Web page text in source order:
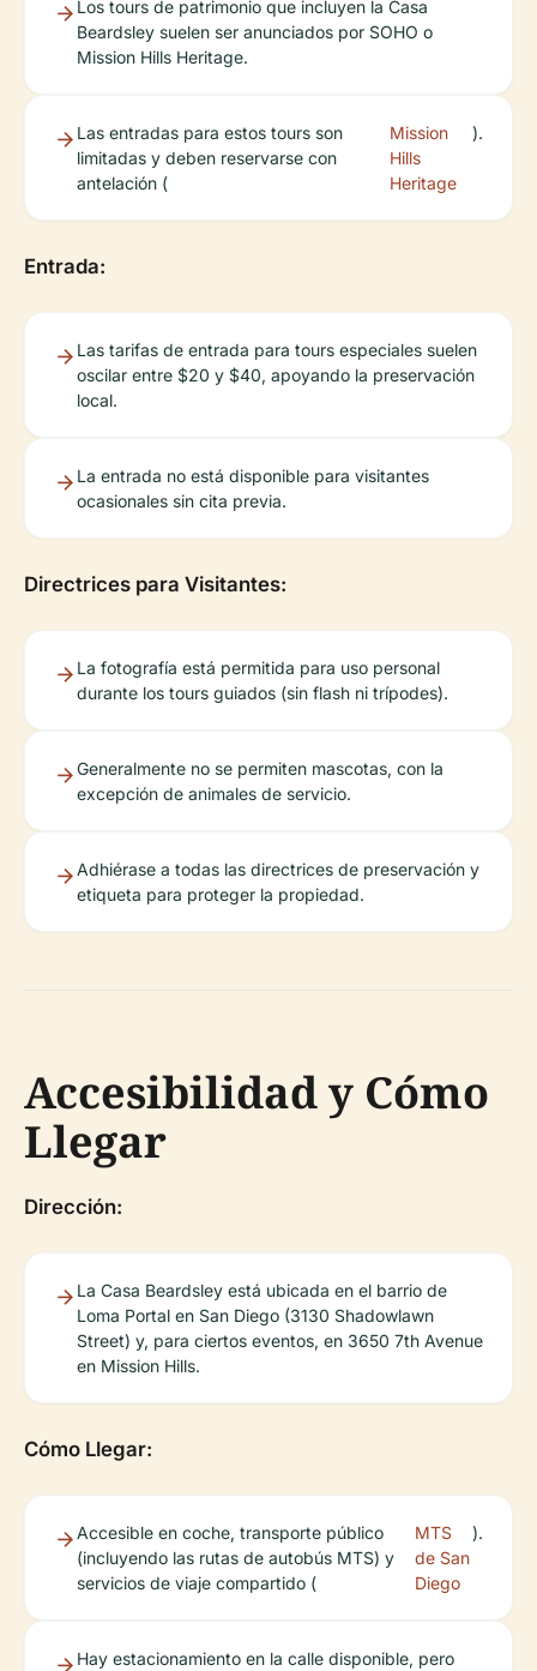
Los tours de patrimonio que incluyen la Casa
Beardsley suelen ser anunciados por SOHO o
Mission Hills Heritage.
Las entradas para estos tours son
limitadas y deben reservarse con
antelación (
Mission
Hills
Heritage
).
Entrada:
Las tarifas de entrada para tours especiales suelen
oscilar entre $20 y $40, apoyando la preservación
local.
La entrada no está disponible para visitantes
ocasionales sin cita previa.
Directrices para Visitantes:
La fotografía está permitida para uso personal
durante los tours guiados (sin flash ni trípodes).
Generalmente no se permiten mascotas, con la
excepción de animales de servicio.
Adhiérase a todas las directrices de preservación y
etiqueta para proteger la propiedad.
Accesibilidad y Cómo
Llegar
Dirección:
La Casa Beardsley está ubicada en el barrio de
Loma Portal en San Diego (3130 Shadowlawn
Street) y, para ciertos eventos, en 3650 7th Avenue
en Mission Hills.
Cómo Llegar:
Accesible en coche, transporte público
(incluyendo las rutas de autobús MTS) y
servicios de viaje compartido (
MTS
de San
Diego
).
Hay estacionamiento en la calle disponible, pero